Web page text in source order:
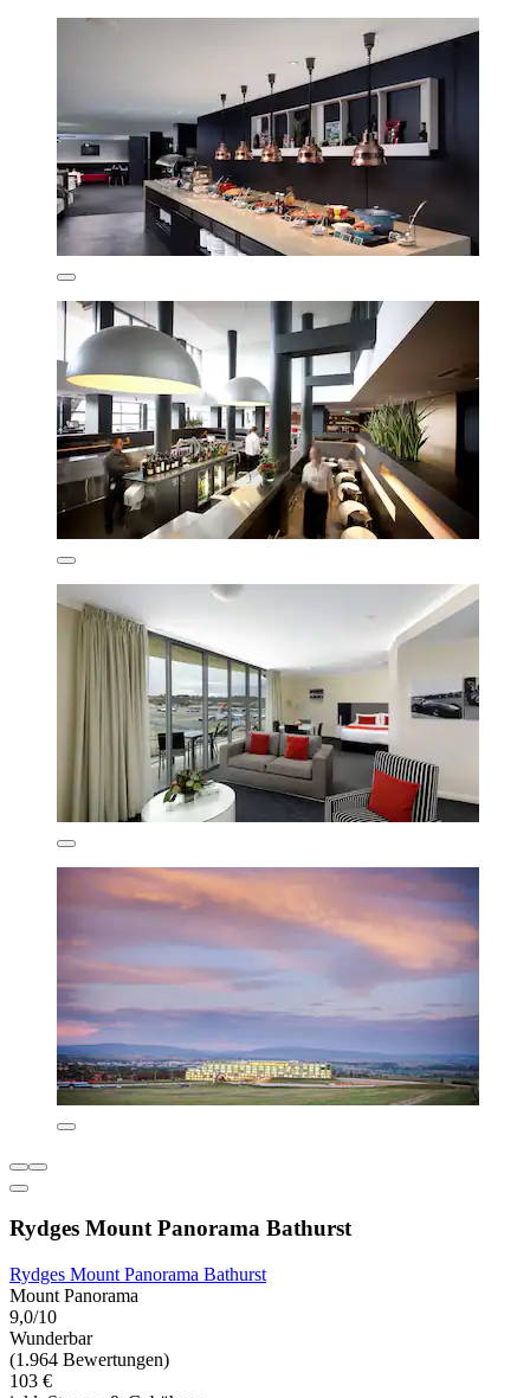
Rydges Mount Panorama Bathurst
Rydges Mount Panorama Bathurst
Mount Panorama
9,0/10
Wunderbar
(1.964 Bewertungen)
103 €